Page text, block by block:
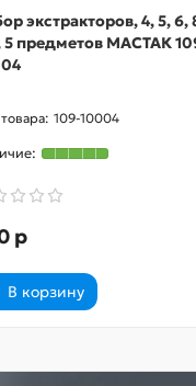
экстракторов, 4, 5, 6,
предметов МАСТАК
109-10004
р
В корзину